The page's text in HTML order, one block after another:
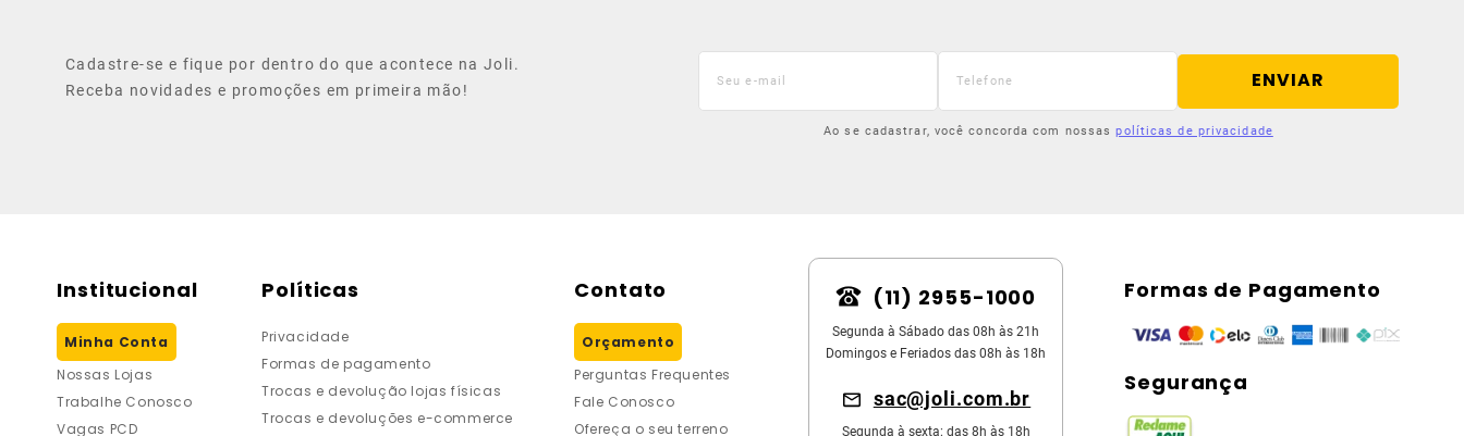
Cadastre-se e fique por dentro do que acontece na Joli.
Receba novidades e promoções em primeira mão!
ENVIAR
Ao se cadastrar, você concorda com nossas políticas de privacidade
Institucional
Minha Conta
Nossas Lojas
Trabalhe Conosco
Vagas PCD
Políticas
Privacidade
Formas de pagamento
Trocas e devolução lojas físicas
Trocas e devoluções e-commerce
Contato
Orçamento
Perguntas Frequentes
Fale Conosco
Ofereça o seu terreno
(11) 2955-1000
Segunda à Sábado das 08h às 21h
Domingos e Feriados das 08h às 18h
sac@joli.com.br
Segunda à sexta: das 8h às 18h
Formas de Pagamento
Segurança